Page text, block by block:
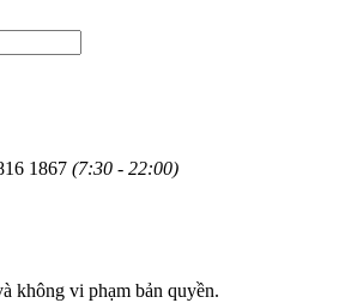
1867 (7:30 - 22:00)
không vi phạm bản quyền.